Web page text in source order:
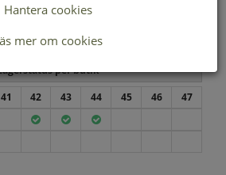
ENDAST I BUTIK
per butik
41 42 43 44 45 46
47
Hantera cookies
mer om cookies